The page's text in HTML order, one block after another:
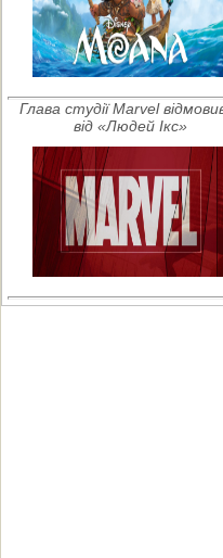
Глава студії Marvel
від «Людей Ікс»